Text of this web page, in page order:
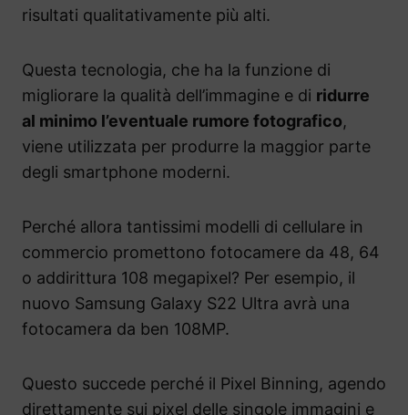
risultati qualitativamente più alti.
Questa tecnologia, che ha la funzione di
migliorare la qualità dell’immagine e di ridurre
al minimo l’eventuale rumore fotografico,
viene utilizzata per produrre la maggior parte
degli smartphone moderni.
Perché allora tantissimi modelli di cellulare in
commercio promettono fotocamere da 48, 64
o addirittura 108 megapixel? Per esempio, il
nuovo Samsung Galaxy S22 Ultra avrà una
fotocamera da ben 108MP.
Questo succede perché il Pixel Binning, agendo
direttamente sui pixel delle singole immagini e